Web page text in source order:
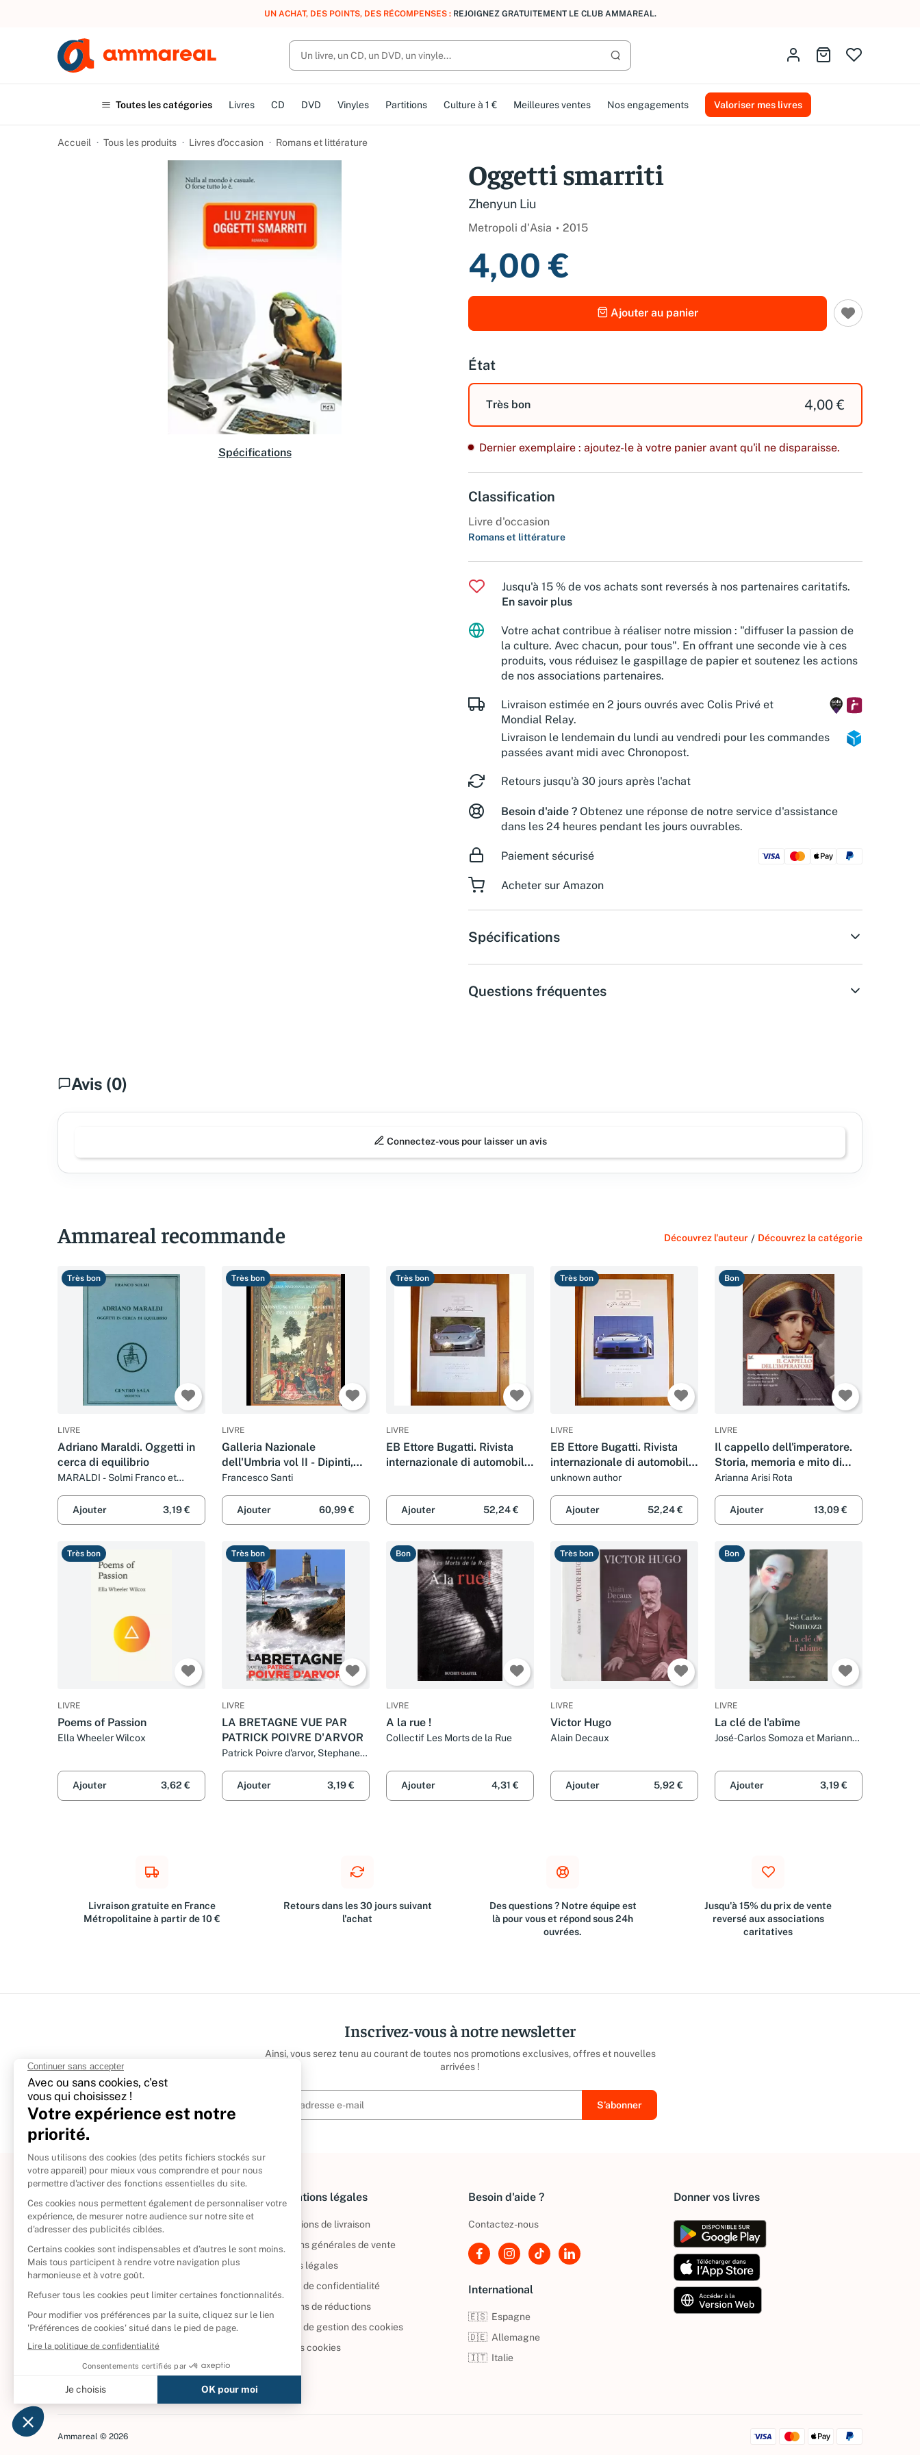
UN ACHAT, DES POINTS, DES RÉCOMPENSES : REJOIGNEZ GRATUITEMENT LE CLUB AMMAREAL.
Lancer la recherche
Identifiez-vousAller au panier
Toutes les catégories Livres CD DVD Vinyles Partitions Culture à 1 € Meilleures ventes Nos engagements Valoriser mes livres
Accueil Tous les produits Livres d’occasion Romans et littérature
Spécifications
Oggetti smarriti
Zhenyun Liu
Metropoli d'Asia 2015
4,00 €
Ajouter au panier
État
Très bon 4,00 €
Dernier exemplaire : ajoutez-le à votre panier avant qu'il ne disparaisse.
Classification
Livre d'occasion
Romans et littérature
Jusqu'à 15 % de vos achats sont reversés à nos partenaires caritatifs.
En savoir plus
Votre achat contribue à réaliser notre mission : "diffuser la passion de
la culture. Avec chacun, pour tous". En offrant une seconde vie à ces
produits, vous réduisez le gaspillage de papier et soutenez les actions
de nos associations partenaires.
Livraison estimée en 2 jours ouvrés avec Colis Privé et
Mondial Relay.
Livraison le lendemain du lundi au vendredi pour les commandes
passées avant midi avec Chronopost.
Retours jusqu'à 30 jours après l'achat
Besoin d'aide ? Obtenez une réponse de notre service d'assistance
dans les 24 heures pendant les jours ouvrables.
Paiement sécurisé
Acheter sur Amazon
Spécifications
Questions fréquentes
Avis (0)
Connectez-vous pour laisser un avis
Ammareal recommande Découvrez l'auteur / Découvrez la catégorie
Très bon
LIVRE
Adriano Maraldi. Oggetti in
cerca di equilibrio
MARALDI - Solmi Franco et
Ajouter
3,19 €
Très bon
LIVRE
Galleria Nazionale
dell'Umbria vol II - Dipinti,
sculture e oggetti dei secoli
XV-XVI
Francesco Santi
Ajouter 60,99 €
Très bon
LIVRE
EB Ettore Bugatti. Rivista
internazionale di automobili
(2). Ediz. francese
Ajouter 52,24 €
Très bon
LIVRE
EB Ettore Bugatti. Rivista
internazionale di automobili
e altri oggetti d'arte (1992)
(1). Ediz. francese
unknown author
Ajouter 52,24 €
Bon
LIVRE
Il cappello dell'imperatore.
Storia, memoria e mito di
Napoleone Bonaparte
attraverso due secoli di culto
dei suoi oggetti
Arianna Arisi Rota
Ajouter 13,09 €
Très bon
LIVRE
Poems of Passion
Ella Wheeler Wilcox
Ajouter 3,62 €
Très bon
LIVRE
LA BRETAGNE VUE PAR
PATRICK POIVRE D'ARVOR
Patrick Poivre d'arvor, Stephane
Ajouter
3,19 €
Bon
LIVRE
A la rue !
Collectif Les Morts de la Rue
Ajouter 4,31 €
Très bon
LIVRE
Victor Hugo
Alain Decaux
Ajouter 5,92 €
Bon
LIVRE
La clé de l'abîme
José-Carlos Somoza et Marianne
Ajouter 3,19 €
Livraison gratuite en France
Métropolitaine à partir de 10 €
Retours dans les 30 jours suivant
l'achat
Des questions ? Notre équipe est
là pour vous et répond sous 24h
ouvrées.
Jusqu'à 15% du prix de vente
reversé aux associations
caritatives
Inscrivez-vous à notre newsletter
Ainsi, vous serez tenu au courant de toutes nos promotions exclusives, offres et nouvelles
arrivées !
À propos
Politique de retour
Reprendre vos livres
Qui sommes-nous ?
CD d'occasion
DVD d'occasion
Livres d’occasion
Informations légales
Informations de livraison
Conditions générales de vente
Mentions légales
Politique de confidentialité
Conditions de réductions
Politique de gestion des cookies
Gérer vos cookies
Besoin d'aide ?
Contactez-nous
International
🇪🇸 Espagne
🇩🇪 Allemagne
🇮🇹 Italie
Donner vos livres
Ammareal © 2026